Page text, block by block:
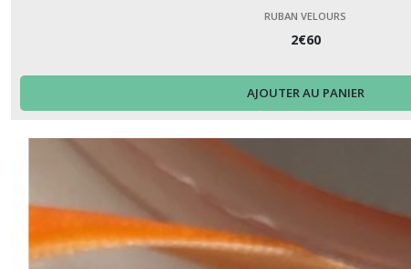
RUBAN VELOURS
2€60
AJOUTER AU PANIER